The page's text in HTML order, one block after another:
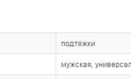
подтяжки
мужская,